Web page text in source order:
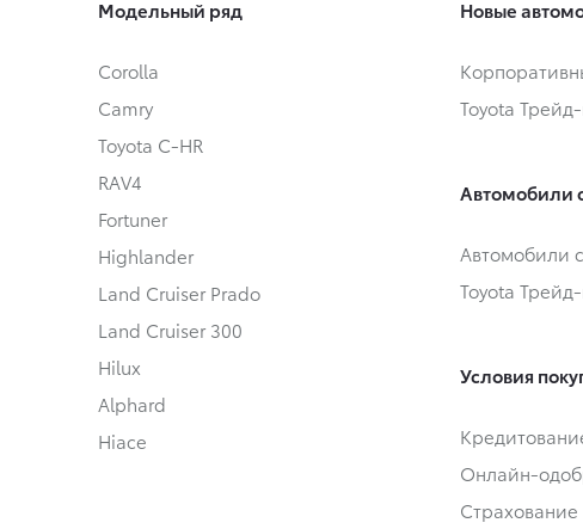
Модельный ряд
Corolla
Camry
Toyota C-HR
RAV4
Fortuner
Highlander
Land Cruiser Prado
Land Cruiser 300
Hilux
Alphard
Hiace
Новые
Toyota
Автомобили
Автомобили
Toyota
Условия
Онлайн-
Страхование